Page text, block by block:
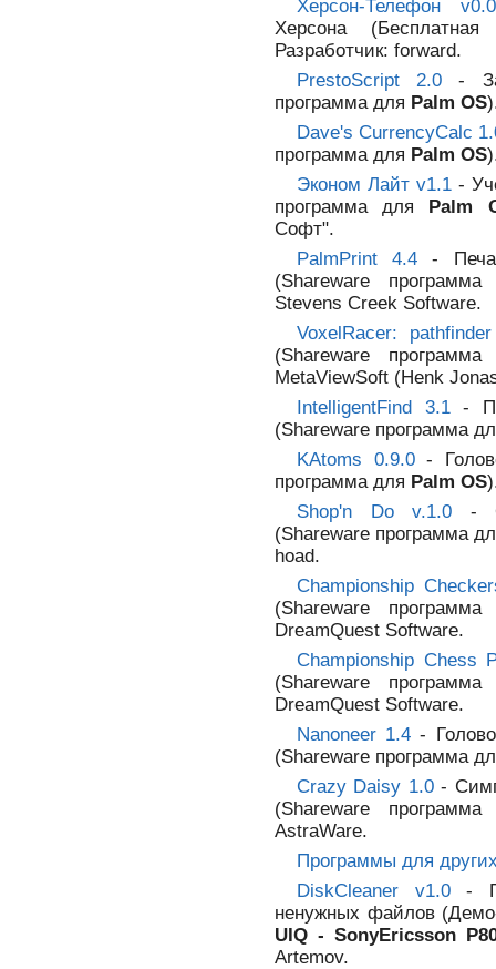
Херсон-Телефон
Херсона
Разработчик: forward.
PrestoScript 2.0 -
программа для Palm OS
Dave's CurrencyCalc
программа для Palm OS
Эконом Лайт v1.1 -
программа для Palm
Софт".
PalmPrint 4.4 -
(Shareware
Stevens Creek Software.
VoxelRacer:
(Shareware
MetaViewSoft (Henk
IntelligentFind 3.1-
(Shareware программа
KAtoms 0.9.0-
программа для Palm OS
Shop'n Do v.1.0 -
(Shareware программа
hoad.
Championship
(Shareware
DreamQuest Software.
Championship Chess
(Shareware
DreamQuest Software.
Nanoneer 1.4 -
(Shareware программа
Crazy Daisy 1.0-
(Shareware
AstraWare.
Программы для
DiskCleaner v1.0-
ненужных файлов
UIQ - SonyEricsson
Artemov.